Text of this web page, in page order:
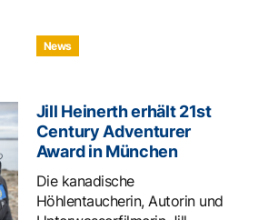
News
Jill Heinerth erhält 21st
Century Adventurer
Award in München
Die kanadische
Höhlentaucherin, Autorin und